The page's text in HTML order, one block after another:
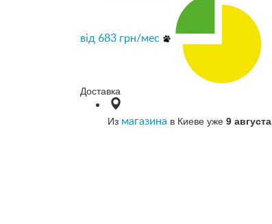
від 683 грн/мес
Доставка
Из магазина в Киеве уже 9 августа